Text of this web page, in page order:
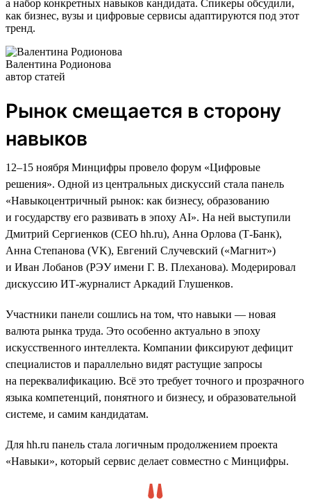
а набор конкретных навыков кандидата. Спикеры обсудили,
как бизнес, вузы и цифровые сервисы адаптируются под этот
тренд.
Валентина Родионова
автор статей
Рынок смещается в сторону
навыков
12–15 ноября Минцифры провело форум «Цифровые
решения». Одной из центральных дискуссий стала панель
«Навыкоцентричный рынок: как бизнесу, образованию
и государству его развивать в эпоху AI». На ней выступили
Дмитрий Сергиенков (CEO hh.ru), Анна Орлова (Т-Банк),
Анна Степанова (VK), Евгений Случевский («Магнит»)
и Иван Лобанов (РЭУ имени Г. В. Плеханова). Модерировал
дискуссию ИТ-журналист Аркадий Глушенков.
Участники панели сошлись на том, что навыки — новая
валюта рынка труда. Это особенно актуально в эпоху
искусственного интеллекта. Компании фиксируют дефицит
специалистов и параллельно видят растущие запросы
на переквалификацию. Всё это требует точного и прозрачного
языка компетенций, понятного и бизнесу, и образовательной
системе, и самим кандидатам.
Для hh.ru панель стала логичным продолжением проекта
«Навыки», который сервис делает совместно с Минцифры.